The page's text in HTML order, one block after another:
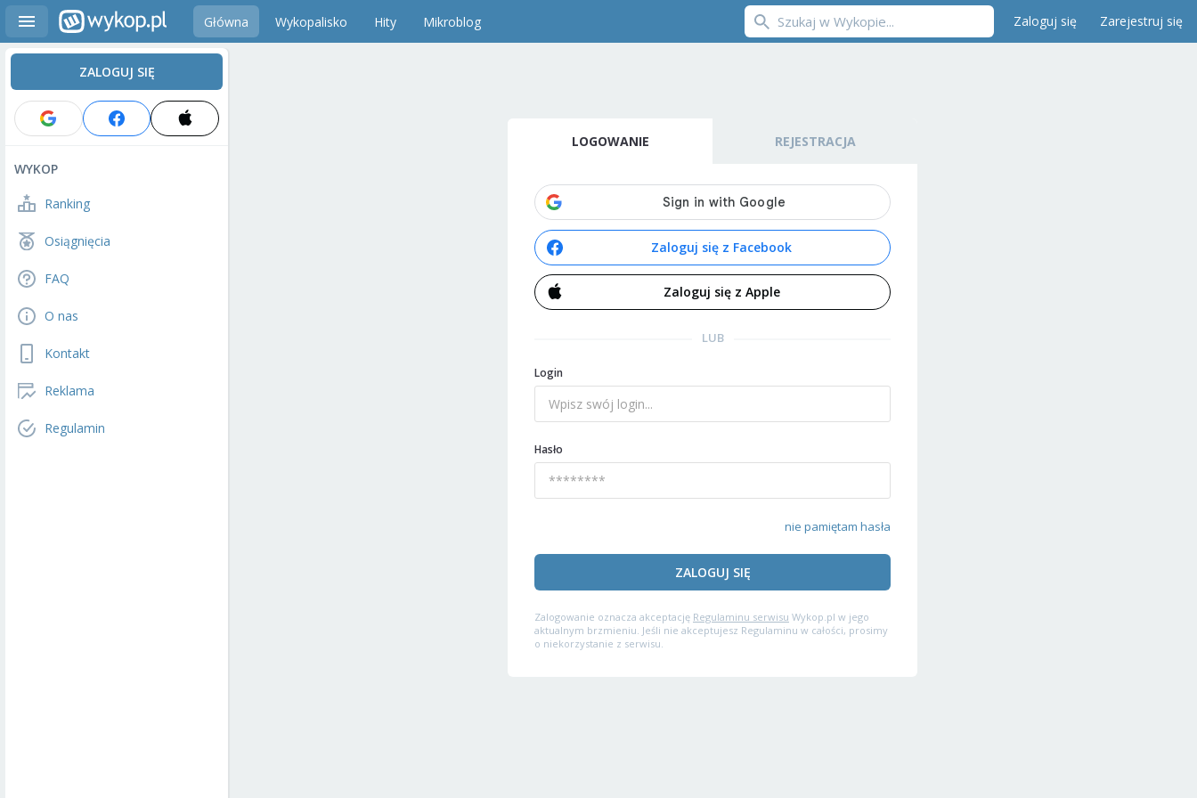
Główna Wykopalisko Hity Mikroblog Zaloguj się Zarejestruj się
ZALOGUJ SIĘ
WYKOP
Ranking
Osiągnięcia
FAQ
O nas
Kontakt
Reklama
Regulamin
LOGOWANIE REJESTRACJA
Zaloguj się z Facebook
Zaloguj się z Apple
LUB
Login
Hasło
nie pamiętam hasła
ZALOGUJ SIĘ
Zalogowanie oznacza akceptację Regulaminu serwisu Wykop.pl w jego
aktualnym brzmieniu. Jeśli nie akceptujesz Regulaminu w całości, prosimy
o niekorzystanie z serwisu.